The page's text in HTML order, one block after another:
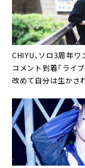
CHIYU、ソロ3周年ワ
コメント到着「ライ
改めて自分は生かさ